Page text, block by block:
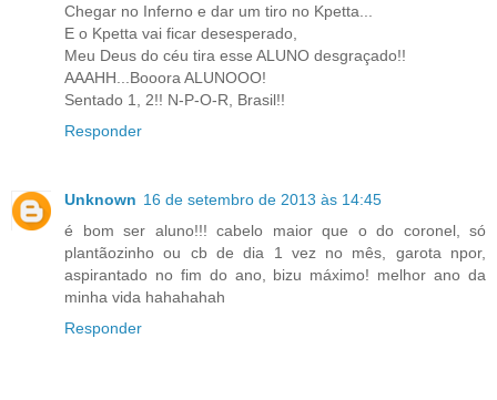
Chegar no Inferno e dar um tiro no Kpetta...
E o Kpetta vai ficar desesperado,
Meu Deus do céu tira esse ALUNO desgraçado!!
AAAHH...Booora ALUNOOO!
Sentado 1, 2!! N-P-O-R, Brasil!!
Responder
Unknown 16 de setembro de 2013 às 14:45
é bom ser aluno!!! cabelo maior que o do coronel, só
plantãozinho ou cb de dia 1 vez no mês, garota npor,
aspirantado no fim do ano, bizu máximo! melhor ano da
minha vida hahahahah
Responder